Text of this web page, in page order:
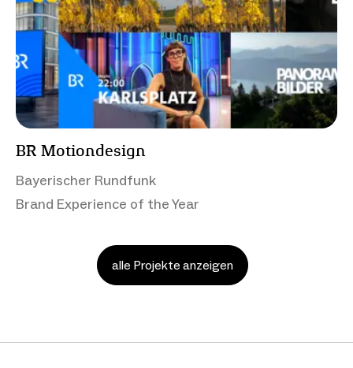
BR Motiondesign
Bayerischer Rundfunk
Brand Experience of the Year
alle Projekte anzeigen